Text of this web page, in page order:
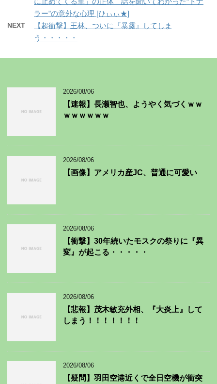
ラー”の意外な心理 [ひぃぃ★]
NEXT
【超衝撃】王林、ついに『暴露』してしま
う・・・・・
2026/08/06
【速報】長瀬智也、ようやく気づくｗｗ
ｗｗｗｗｗｗ
2026/08/06
【画像】アメリカ産JC、普通に可愛い
2026/08/06
【衝撃】30年続いたモスクの祭りに『異
変』が起こる・・・・・
2026/08/06
【悲報】茂木敏充外相、『大炎上』して
しまう！！！！！！！
2026/08/06
【疑問】羽田空港近くで全日空機が衝突